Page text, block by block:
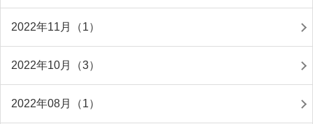
2022年11月（1）
2022年10月（3）
2022年08月（1）